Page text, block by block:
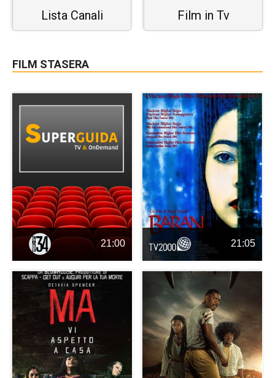
Lista Canali Film in Tv
FILM STASERA
21:00 21:05